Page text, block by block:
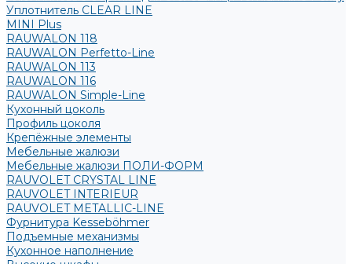
Уплотнитель CLEAR LINE
MINI Plus
RAUWALON 118
RAUWALON Perfetto-Line
RAUWALON 113
RAUWALON 116
RAUWALON Simple-Line
Кухонный цоколь
Профиль цоколя
Крепёжные элементы
Мебельные жалюзи
Мебельные жалюзи ПОЛИ-ФОРМ
RAUVOLET CRYSTAL LINE
RAUVOLET INTERIEUR
RAUVOLET METALLIC-LINE
Фурнитура Kesseböhmer
Подъемные механизмы
Кухонное наполнение